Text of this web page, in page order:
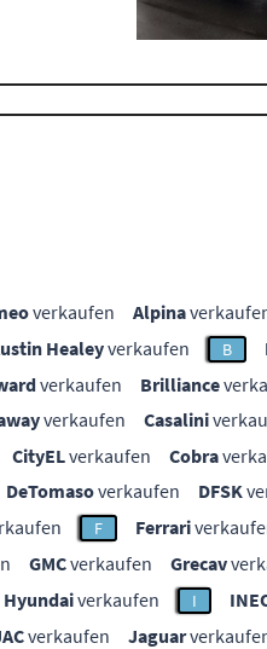
verkaufen Alpina
Healeyverkaufen B
verkaufen Brilliance
verkaufen Casalini
CityELverkaufen Cobra
DeTomasoverkaufen DFSK
F Ferrari
GMCverkaufen Grecav
Hyundaiverkaufen I
verkaufen Jaguar